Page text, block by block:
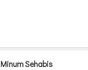
Sehabis